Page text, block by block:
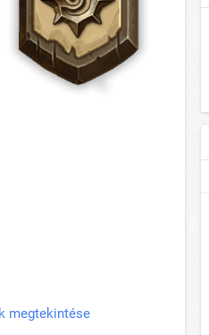
megtekintése